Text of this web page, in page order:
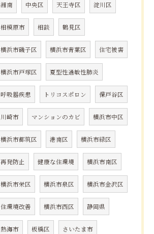
湘南 中央区 天王寺区 淀川区
相模原市 相談 鶴見区
横浜市磯子区 横浜市青葉区 住宅被害
横浜市戸塚区 夏型性過敏性肺炎
呼吸器疾患 トリコスポロン 保戸谷区
川崎市 マンションのカビ 横浜市中区
横浜市都筑区 港南区 横浜市緑区
再発防止 健康な住環境 横浜市南区
横浜市栄区 横浜市泉区 横浜市金沢区
住環境改善 横浜市西区 静岡県
熱海市 板橋区 さいたま市